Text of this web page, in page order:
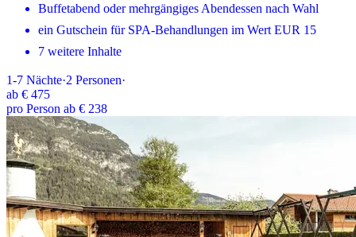
Buffetabend oder mehrgängiges Abendessen nach Wahl
ein Gutschein für SPA-Behandlungen im Wert EUR 15
7 weitere Inhalte
1-7 Nächte·2 Personen·
ab € 475
pro Person ab € 238